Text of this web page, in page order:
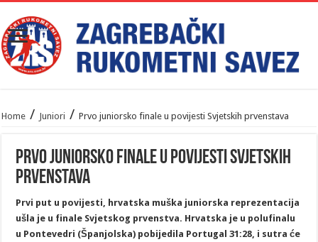
Home / Juniori / Prvo juniorsko finale u povijesti Svjetskih prvenstava
Prvo juniorsko finale u povijesti Svjetskih
prvenstava
Prvi put u povijesti, hrvatska muška juniorska reprezentacija
ušla je u finale Svjetskog prvenstva. Hrvatska je u polufinalu
u Pontevedri (Španjolska) pobijedila Portugal 31:28, i sutra će